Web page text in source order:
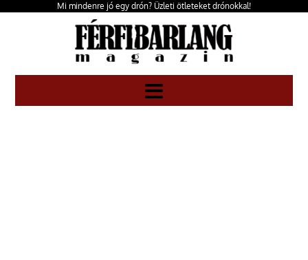
Mi mindenre jó egy drón? Üzleti ötleteket drónokkal!